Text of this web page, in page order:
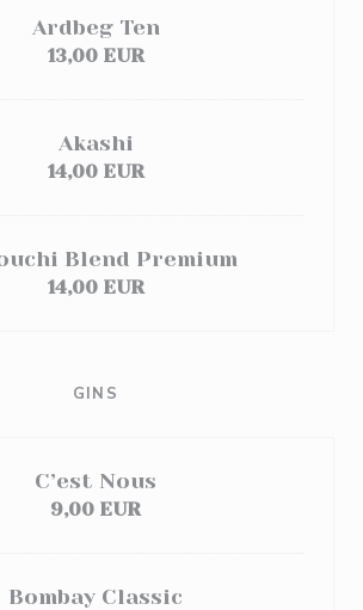
Ardbeg Ten
13,00 EUR
Akashi
14,00 EUR
Blend Premium
14,00 EUR
GINS
C’est Nous
9,00 EUR
Bombay Classic